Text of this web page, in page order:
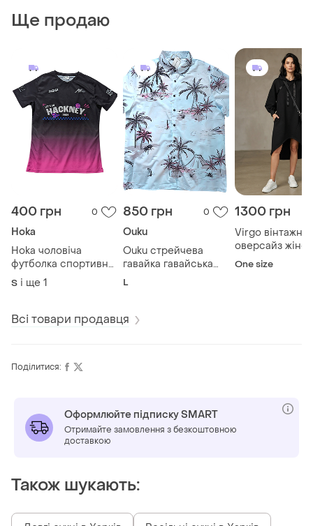
Ще продаю
400 грн 0
Hoka
Hoka чоловіча
футболка спортивна
/ бігова s/l
S і ще 1
850 грн 0
Ouku
Ouku стрейчева
гавайка гавайська
сорочка л
L
1300 грн
Virgo вінтажне
оверсайз
плаття - худі
One size
Всі товари продавця
Поділитися:
Оформлюйте підписку SMART
Отримайте замовлення з безкоштовною
доставкою
Також шукають: